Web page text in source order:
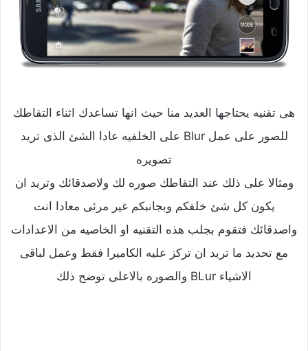
هى تقنيه يحتاجها العديد منا حيث انها تساعدك اثناء التقاطك
للصور على عمل Blur على الخلفيه عادا الشئ الذى تريد
تصويره
ومثالا على ذلك عند التقاطك صوره لك ولاصدقائك وتريد ان
يكون كل شئ خلفكم وبجانبكم غير مرئى معادا انت
واصدقائك فتقوم بجلب هذه التقنيه او الخاصيه من الاعدادات
مع تحديد ما تريد ان تركز عليه الكاميرا فقط وعمل لباقى
الاشياء BLur والصوره بالاعلى توضح ذلك